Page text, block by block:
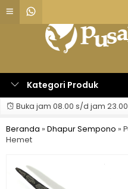
Kategori Produk
Buka jam 08.00 s/d jam 23.00
Beranda » Dhapur Sempono »
Hemet